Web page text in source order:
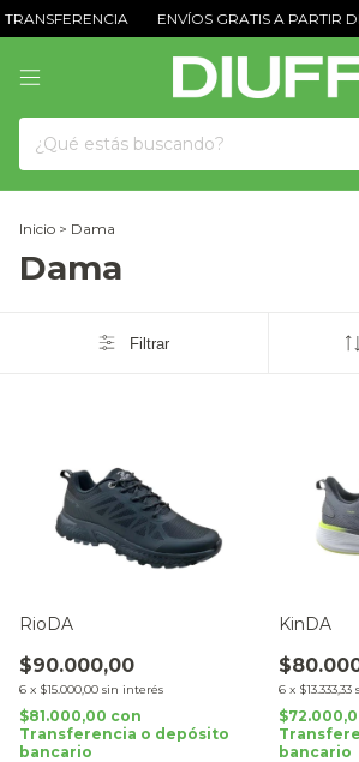
ENVÍOS GRATIS A PARTIR
Inicio > Dama
Dama
Filtrar
RioDA
$90.000,00
6 x $15.000,00 sin interés
$81.000,00 con
Transferencia o depósito
bancario
KinDA
6 x $13.333,33
bancario